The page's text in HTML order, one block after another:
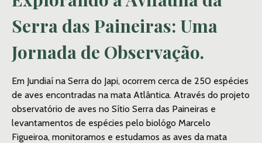
Serra das Paineiras: Uma
Jornada de Observação.
Em Jundiaí na Serra do Japi, ocorrem cerca de 250 espécies
de aves encontradas na mata Atlântica. Através do projeto
observatório de aves no Sítio Serra das Paineiras e
levantamentos de espécies pelo biológo Marcelo
Figueiroa, monitoramos e estudamos as aves da mata